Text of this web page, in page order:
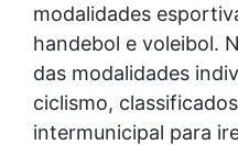
modalidades
handebol e voleibol.
das modalidades
ciclismo,
intermunicipal para